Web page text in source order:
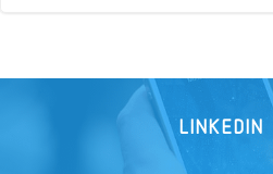
LINKEDIN